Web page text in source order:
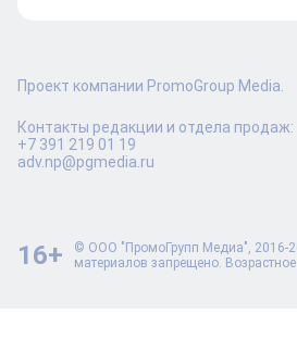
Проект компании PromoGroup Media.
Контакты редакции и отдела продаж:
+7 391 219 01 19
adv.np@pgmedia.ru
© ООО "ПромоГрупп Медиа", 2016-
материалов запрещено.
16+